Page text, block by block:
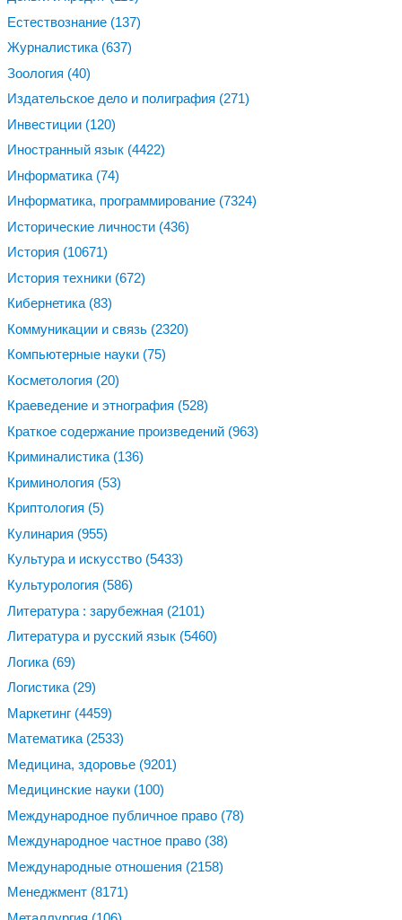
Естествознание (137)
Журналистика (637)
Зоология (40)
Издательское дело и полиграфия (271)
Инвестиции (120)
Иностранный язык (4422)
Информатика (74)
Информатика, программирование (7324)
Исторические личности (436)
История (10671)
История техники (672)
Кибернетика (83)
Коммуникации и связь (2320)
Компьютерные науки (75)
Косметология (20)
Краеведение и этнография (528)
Краткое содержание произведений (963)
Криминалистика (136)
Криминология (53)
Криптология (5)
Кулинария (955)
Культура и искусство (5433)
Культурология (586)
Литература : зарубежная (2101)
Литература и русский язык (5460)
Логика (69)
Логистика (29)
Маркетинг (4459)
Математика (2533)
Медицина, здоровье (9201)
Медицинские науки (100)
Международное публичное право (78)
Международное частное право (38)
Международные отношения (2158)
Менеджмент (8171)